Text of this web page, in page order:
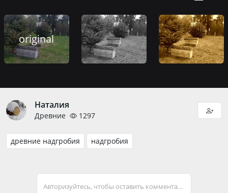
original
Наталия
Древние 1297
древние надгробия надгробия
Авторизуйтесь, чтобы оставить комментарий